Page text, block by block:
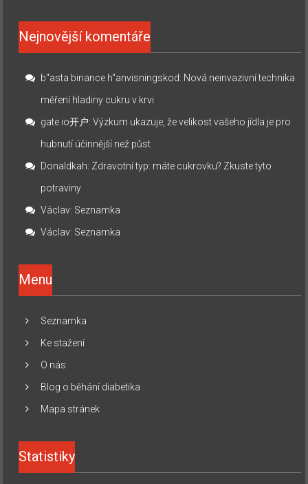
Nejnovější komentáře
b"asta binance h"anvisningskod: Nová neinvazivní technika
měření hladiny cukru v krvi
gate io开户:Výzkum ukazuje, že velikost vašeho jídla je pro
hubnutí účinnější než půst
Donaldkah: Zdravotní typ: máte cukrovku? Zkuste tyto
potraviny
Václav: Seznamka
Václav: Seznamka
Menu
Seznamka
Ke stažení
O nás
Blog o běhání diabetika
Mapa stránek
Statistiky